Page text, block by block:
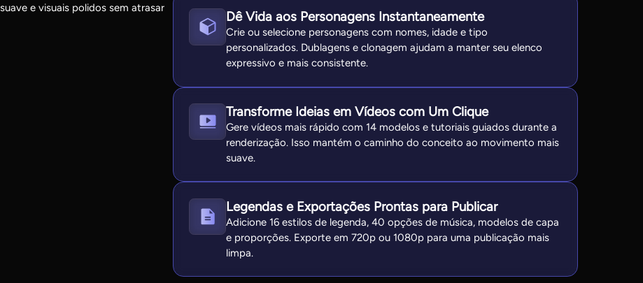
e visuais polidos sem atrasar
Dê Vida aos Personagens Instantaneamente
Crie ou selecione personagens com nomes, idade e tipo
personalizados. Dublagens e clonagem ajudam a manter seu elenco
expressivo e mais consistente.
Transforme Ideias em Vídeos com Um Clique
Gere vídeos mais rápido com 14 modelos e tutoriais guiados durante a
renderização. Isso mantém o caminho do conceito ao movimento mais
suave.
Legendas e Exportações Prontas para Publicar
Adicione 16 estilos de legenda, 40 opções de música, modelos de capa
e proporções. Exporte em 720p ou 1080p para uma publicação mais
limpa.